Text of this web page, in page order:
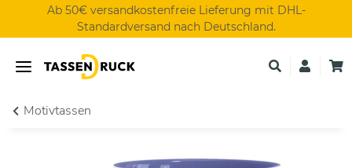
Ab 50€ versandkostenfreie Lieferung mit DHL-
Standardversand nach Deutschland.
Motivtassen